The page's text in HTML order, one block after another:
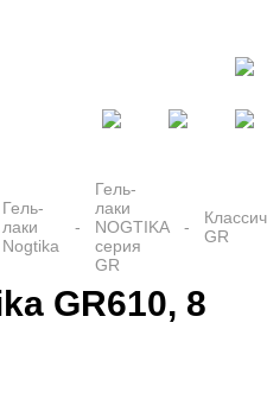
Гель-
лаки
Nogtika
Гель-
лаки
NOGTIKA
серия
GR
GR
GR610, 8